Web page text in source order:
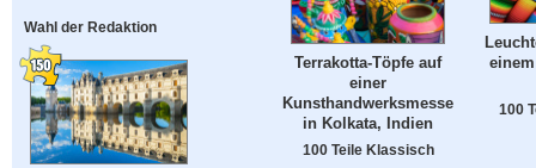
Wahl der Redaktion
Terrakotta-Töpfe auf
einer
Kunsthandwerksmesse
in Kolkata, Indien
100 Teile Klassisch
100